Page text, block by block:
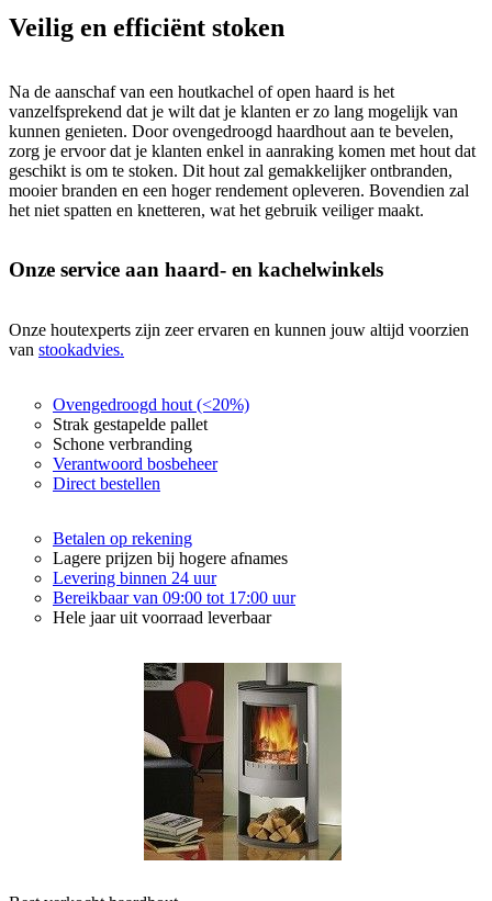
Veilig en efficiënt stoken
Na de aanschaf van een houtkachel of open haard is het
vanzelfsprekend dat je wilt dat je klanten er zo lang mogelijk van
kunnen genieten. Door ovengedroogd haardhout aan te bevelen,
zorg je ervoor dat je klanten enkel in aanraking komen met hout dat
geschikt is om te stoken. Dit hout zal gemakkelijker ontbranden,
mooier branden en een hoger rendement opleveren. Bovendien zal
het niet spatten en knetteren, wat het gebruik veiliger maakt.
Onze service aan haard- en kachelwinkels
Onze houtexperts zijn zeer ervaren en kunnen jouw altijd voorzien
van stookadvies.
Ovengedroogd hout (<20%)
Strak gestapelde pallet
Schone verbranding
Verantwoord bosbeheer
Direct bestellen
Betalen op rekening
Lagere prijzen bij hogere afnames
Levering binnen 24 uur
Bereikbaar van 09:00 tot 17:00 uur
Hele jaar uit voorraad leverbaar